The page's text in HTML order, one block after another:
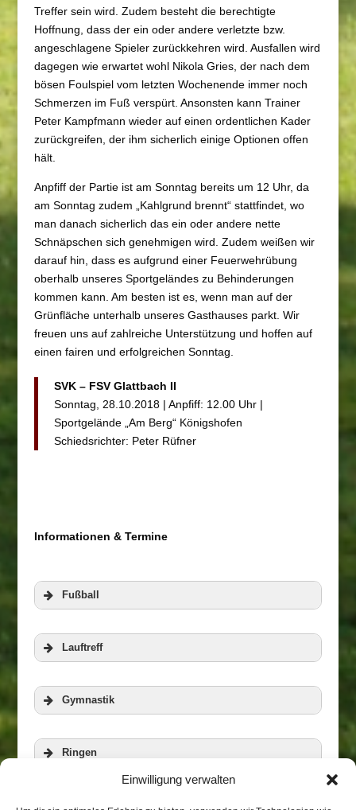
Einwilligung verwalten
Treffer sein wird. Zudem besteht die berechtigte
Hoffnung, dass der ein oder andere verletzte bzw.
angeschlagene Spieler zurückkehren wird. Ausfallen wird
dagegen wie erwartet wohl Nikola Gries, der nach dem
bösen Foulspiel vom letzten Wochenende immer noch
Schmerzen im Fuß verspürt. Ansonsten kann Trainer
Peter Kampfmann wieder auf einen ordentlichen Kader
zurückgreifen, der ihm sicherlich einige Optionen offen
hält.
Anpfiff der Partie ist am Sonntag bereits um 12 Uhr, da
am Sonntag zudem „Kahlgrund brennt“ stattfindet, wo
man danach sicherlich das ein oder andere nette
Schnäpschen sich genehmigen wird. Zudem weißen wir
darauf hin, dass es aufgrund einer Feuerwehrübung
oberhalb unseres Sportgeländes zu Behinderungen
kommen kann. Am besten ist es, wenn man auf der
Grünfläche unterhalb unseres Gasthauses parkt. Wir
freuen uns auf zahlreiche Unterstützung und hoffen auf
einen fairen und erfolgreichen Sonntag.
SVK – FSV Glattbach II
Sonntag, 28.10.2018 | Anpfiff: 12.00 Uhr |
Sportgelände „Am Berg“ Königshofen
Schiedsrichter: Peter Rüfner
Informationen & Termine
Fußball
Lauftreff
Veranstaltungen
Gymnastik
Ringen
Zur Homepage der RWG
Aerobic und Step